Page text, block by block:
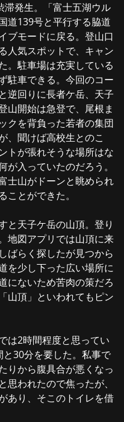
滞発生。「富士五湖ウル
道139号と平行する脇道
ブモードに戻る。登山口
人気スポットで、キャン
。駐車場は充実している
駐車できる。今回のコー
逆回りに長者ケ岳、天子
山開始は急登で、尾根ま
クを背負った若者の集団
、聞けば高校生とのこ
トが張れそうな場所はな
入っていたのだろう。
士山がドーンと眺められ
ことができた。
と天子ケ岳の山頂。登り
地図アプリでは山頂に来
ばらく探したが見つから
を少し下った広い場所に
にないため苦肉の策だろ
山頂」といわれてもピン
は2時間程度と思ってい
30分を要した。私事で
りから腹具合が悪くなっ
われたので焦ったが、
あり、そこのトイレを借